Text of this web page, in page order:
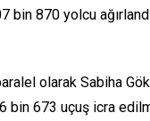
bin 870 yolcu
paralel olarak Sabiha
bin 673 uçuş icra